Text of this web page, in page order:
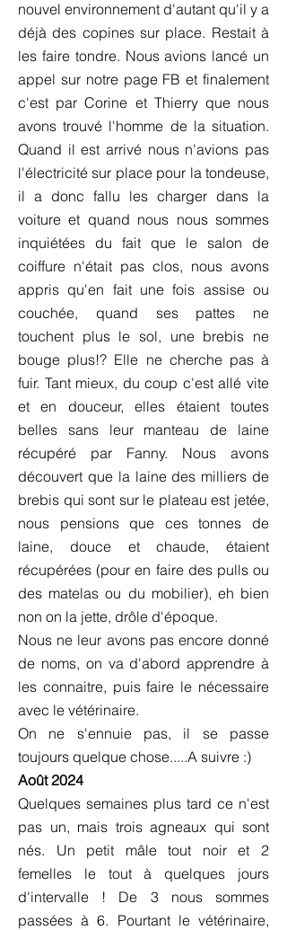
nouvel environnement d'autant qu'il y a
déjà des copines sur place. Restait à
les faire tondre. Nous avions lancé un
appel sur notre page FB et finalement
c'est par Corine et Thierry que nous
avons trouvé l'homme de la situation.
Quand il est arrivé nous n'avions pas
l'électricité sur place pour la tondeuse,
il a donc fallu les charger dans la
voiture et quand nous nous sommes
inquiétées du fait que le salon de
coiffure n'était pas clos, nous avons
appris qu'en fait une fois assise ou
couchée, quand ses pattes ne
touchent plus le sol, une brebis ne
bouge plus!? Elle ne cherche pas à
fuir. Tant mieux, du coup c'est allé vite
et en douceur, elles étaient toutes
belles sans leur manteau de laine
récupéré par Fanny. Nous avons
découvert que la laine des milliers de
brebis qui sont sur le plateau est jetée,
nous pensions que ces tonnes de
laine, douce et chaude, étaient
récupérées (pour en faire des pulls ou
des matelas ou du mobilier), eh bien
non on la jette, drôle d'époque.
Nous ne leur avons pas encore donné
de noms, on va d'abord apprendre à
les connaitre, puis faire le nécessaire
avec le vétérinaire.
On ne s'ennuie pas, il se passe
toujours quelque chose.....A suivre :)
Août 2024
Quelques semaines plus tard ce n'est
pas un, mais trois agneaux qui sont
nés. Un petit mâle tout noir et 2
femelles le tout à quelques jours
d'intervalle ! De 3 nous sommes
passées à 6. Pourtant le vétérinaire,